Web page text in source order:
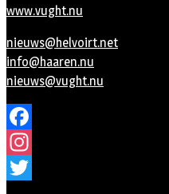
www.vught.nu
nieuws@helvoirt.net
info@haaren.nu
nieuws@vught.nu
Facebook
Instagram